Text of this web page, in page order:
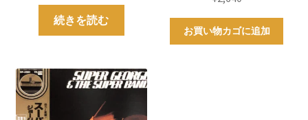
続きを読む
お買い物カゴに追加